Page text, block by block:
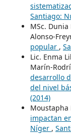
Santiago:
MSc. Dunia
Alonso-
popular ,
Lic. Enma
Marín-
desarrollo
del nivel
(2014)
Moustapha
impactan
Níger ,